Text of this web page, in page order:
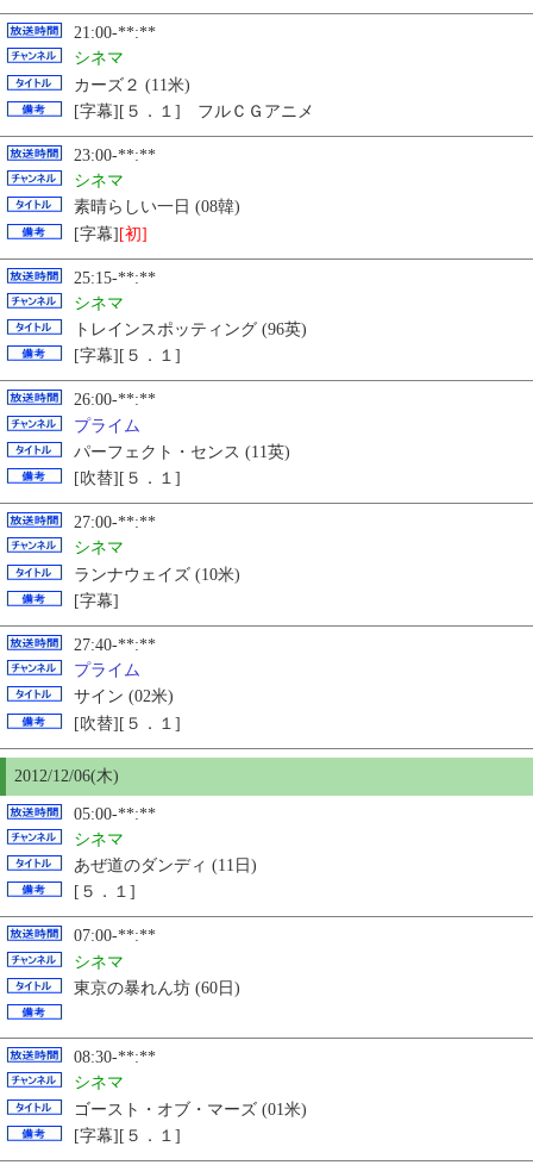
21:00-**:**
シネマ
カーズ２ (11米)
[字幕][５．１] フルＣＧアニメ
23:00-**:**
シネマ
素晴らしい一日 (08韓)
[字幕][初]
25:15-**:**
シネマ
トレインスポッティング (96英)
[字幕][５．１]
26:00-**:**
プライム
パーフェクト・センス (11英)
[吹替][５．１]
27:00-**:**
シネマ
ランナウェイズ (10米)
[字幕]
27:40-**:**
プライム
サイン (02米)
[吹替][５．１]
2012/12/06(木)
05:00-**:**
シネマ
あぜ道のダンディ (11日)
[５．１]
07:00-**:**
シネマ
東京の暴れん坊 (60日)
08:30-**:**
シネマ
ゴースト・オブ・マーズ (01米)
[字幕][５．１]